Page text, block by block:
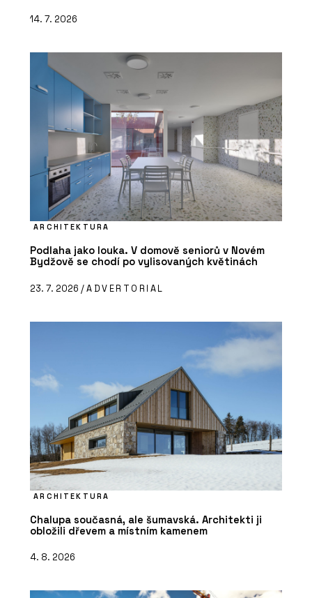
14. 7. 2026
ARCHITEKTURA
Podlaha jako louka. V domově seniorů v Novém
Bydžově se chodí po vylisovaných květinách
23. 7. 2026 /ADVERTORIAL
ARCHITEKTURA
Chalupa současná, ale šumavská. Architekti ji
obložili dřevem a místním kamenem
4. 8. 2026